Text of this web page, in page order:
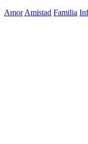
Amor Amistad Familia